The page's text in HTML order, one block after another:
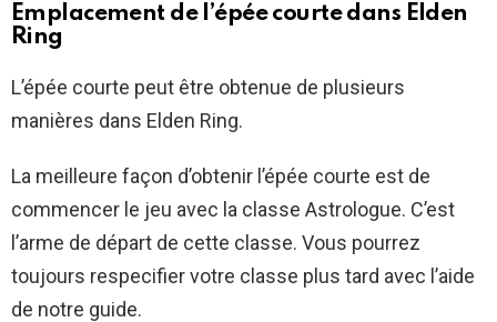
Emplacement de l’épée courte dans Elden
Ring
L’épée courte peut être obtenue de plusieurs
manières dans Elden Ring.
La meilleure façon d’obtenir l’épée courte est de
commencer le jeu avec la classe Astrologue. C’est
l’arme de départ de cette classe. Vous pourrez
toujours respecifier votre classe plus tard avec l’aide
de notre guide.